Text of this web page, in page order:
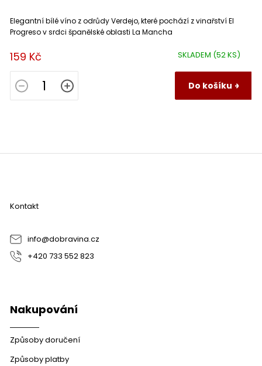
SKLADEM (52 KS)
159 Kč
Do košíku
Elegantní bílé víno z odrůdy Verdejo, které pochází z vinařství El
Progreso v srdci španělské oblasti La Mancha
Z
Kontakt
info@dobravina.cz
+420 733 552 823
Nakupování
Způsoby doručení
Způsoby platby